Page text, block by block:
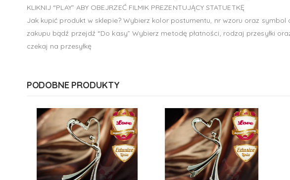
KLIKNIJ “PLAY” ABY OBEJRZEĆ FILMIK PREZENTUJĄCY STATUETKĘ
Jak kupić produkt w sklepie? Wybierz kolor postumentu, nr wzoru oraz
zakupu bądź przejdź “Do kasy” Wybierz metodę płatności, rodzaj przesyłki
czekaj na przesyłkę
PODOBNE PRODUKTY